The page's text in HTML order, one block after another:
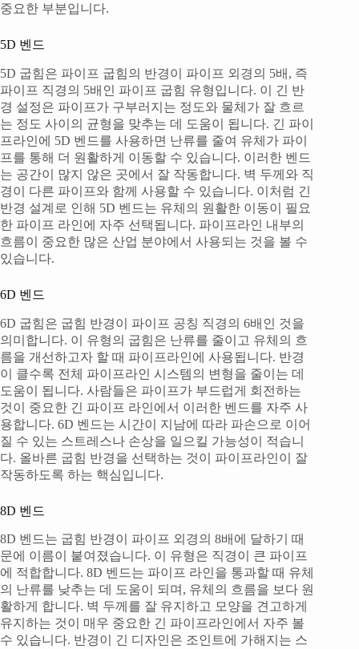
중요한 부분입니다.
5D 벤드
5D 굽힘은 파이프 굽힘의 반경이 파이프 외경의 5배, 즉
파이프 직경의 5배인 파이프 굽힘 유형입니다. 이 긴 반
경 설정은 파이프가 구부러지는 정도와 물체가 잘 흐르
는 정도 사이의 균형을 맞추는 데 도움이 됩니다. 긴 파이
프라인에 5D 벤드를 사용하면 난류를 줄여 유체가 파이
프를 통해 더 원활하게 이동할 수 있습니다. 이러한 벤드
는 공간이 많지 않은 곳에서 잘 작동합니다. 벽 두께와 직
경이 다른 파이프와 함께 사용할 수 있습니다. 이처럼 긴
반경 설계로 인해 5D 벤드는 유체의 원활한 이동이 필요
한 파이프 라인에 자주 선택됩니다. 파이프라인 내부의
흐름이 중요한 많은 산업 분야에서 사용되는 것을 볼 수
있습니다.
6D 벤드
6D 굽힘은 굽힘 반경이 파이프 공칭 직경의 6배인 것을
의미합니다. 이 유형의 굽힘은 난류를 줄이고 유체의 흐
름을 개선하고자 할 때 파이프라인에 사용됩니다. 반경
이 클수록 전체 파이프라인 시스템의 변형을 줄이는 데
도움이 됩니다. 사람들은 파이프가 부드럽게 회전하는
것이 중요한 긴 파이프 라인에서 이러한 벤드를 자주 사
용합니다. 6D 벤드는 시간이 지남에 따라 파손으로 이어
질 수 있는 스트레스나 손상을 일으킬 가능성이 적습니
다. 올바른 굽힘 반경을 선택하는 것이 파이프라인이 잘
작동하도록 하는 핵심입니다.
8D 벤드
8D 벤드는 굽힘 반경이 파이프 외경의 8배에 달하기 때
문에 이름이 붙여졌습니다. 이 유형은 직경이 큰 파이프
에 적합합니다. 8D 벤드는 파이프 라인을 통과할 때 유체
의 난류를 낮추는 데 도움이 되며, 유체의 흐름을 보다 원
활하게 합니다. 벽 두께를 잘 유지하고 모양을 견고하게
유지하는 것이 매우 중요한 긴 파이프라인에서 자주 볼
수 있습니다. 반경이 긴 디자인은 조인트에 가해지는 스